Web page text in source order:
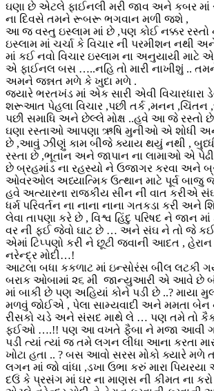
ઘણા છે એટલે ફાઈનલી મરી જાવ અને કબર
ના દિવસે તમને રૂબરૂ ભગવાન મળી જશે ,
આ જ વસ્તુ ઇસ્લામ માં છે ,પણ કોઈ નક્કર
ઇસ્લામ માં ચર્ચા કે વિચાર ની પરમીશન નથી
માં કઈ નવો વિચાર ઇસ્લામ ના અનુયાયી માટે
એ ફાઈનલ બસ …..નહિ તો મારી નાખીશું ..
અમને જન્નત મળે કે ખુદા મળે .
જયારે ભરતખંડ માં એક સારી એવી
શરૂઆત પેહલા વિચાર ,પછી તર્ક ,મનન ,ચિંતન
પછી સમાધિ અને છેલ્લે મોક્ષ ..હવે આ જે રસ્તો
ઘણા રસ્તાઓ આપણા ઋષિ મુનીઓ એ શોધી
છે ,આવું ઝીણું કામ બીજે ક્યાય થયું નથી ,
રસ્તા છે ,ભૂતાન અને જાપાન ના લામાઓ એ
છે બ્રહમાંડ ના રહસ્યો ને ઉજાગર કરવા અને
ઓવરઓલ અધ્યાત્મિક ઉત્થાન માટે પૂર્વ બાજુ
હવે અત્યારના રાજકીય સીન ની વાત કરીએ સંઘ
ધર્મ પરિવર્તન ના નાના નાના ગતકડા કરી અને
લેવા તાપણા કરે છે , વિશ્વ હિંદુ પરિષદ ને જાન
વર ની ફઈ જેવો ઘાટ છે … અને સંઘ ને તો જે કઈ
એમાં ટિપ્પણો કરી ને છૂટી જવાની આદત , હેરાન
નરેન્દ્ર મોદી…!
આટલા બધા કકળાટ માં ઇન્સોરંસ બીલ લટકી
બરાક ઓબામાં ૨૬ મી જાન્યુઆરી એ આવે છે
માં બાકી છે પણ અહિયાં કોને પડી છે ..? માયા
મળવું જોઈએ , પેલા સામ્યવાદી અને મમતા બેન
રીસકો ચડે અને સંસદ માથે લે … પણ તમે તો
ફઈઓ ….!! પણ આ વખતે ફૈબા ને મજા આવી
પડી ત્યાં ત્યાં જ તમે લગન લીધા આના કરતા
ખોટા હતા .. ? બસ આવો સરસ મોકો ક્યારે મળે
લગન માં જો વાંધા ,ડખા ઉભા કરું મારા
દઉં કે પ્રસંગ માં ઘર ના માણસ ની કીમત ના